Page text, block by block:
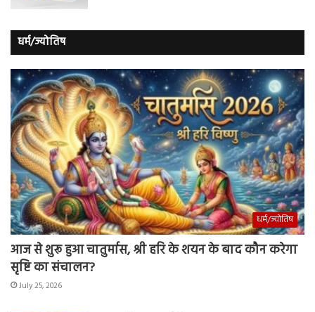
धर्म/ज्योतिष
धर्म/ज्योतिष
आज से शुरू हुआ चातुर्मास, श्री हरि के शयन के बाद कौन करेगा
सृष्टि का संचालन?
July 25, 2026